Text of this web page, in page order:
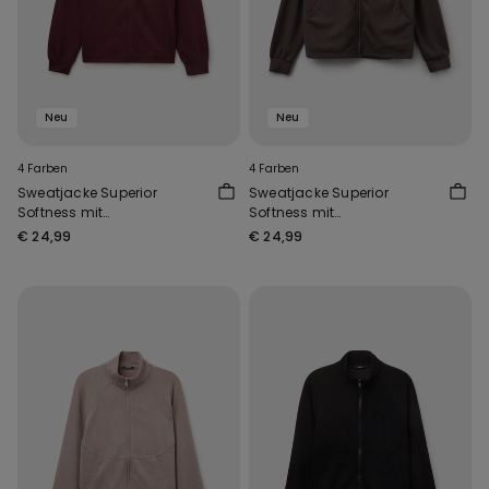
Neu
4 Farben
Sweatjacke Superior
Softness mit
Reißverschluss und
€ 24,99
Neu
4 Farben
Sweatjacke Superior
Softness mit
Reißverschluss und
€ 24,99